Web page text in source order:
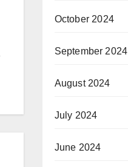
October 2024
September 2024
August 2024
July 2024
June 2024